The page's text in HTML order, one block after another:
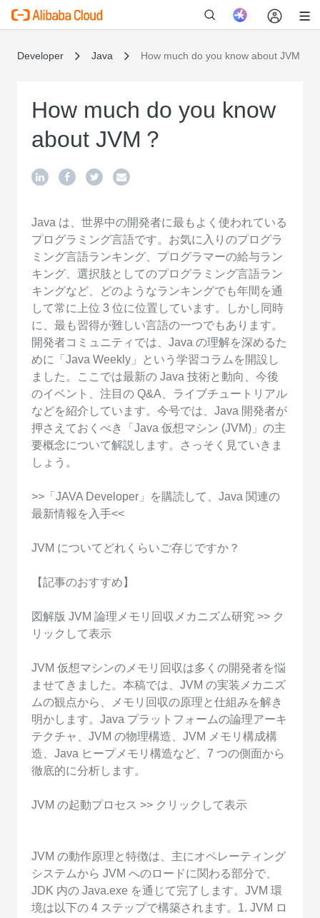
Developer Java How much do you know about JVM
How much do you know
about JVM？
Java は、世界中の開発者に最もよく使われている
プログラミング言語です。お気に入りのプログラ
ミング言語ランキング、プログラマーの給与ラン
キング、選択肢としてのプログラミング言語ラン
キングなど、どのようなランキングでも年間を通
して常に上位 3 位に位置しています。しかし同時
に、最も習得が難しい言語の一つでもあります。
開発者コミュニティでは、Java の理解を深めるた
めに「Java Weekly」という学習コラムを開設し
ました。ここでは最新の Java 技術と動向、今後
のイベント、注目の Q&A、ライブチュートリアル
などを紹介しています。今号では、Java 開発者が
押さえておくべき「Java 仮想マシン (JVM)」の主
要概念について解説します。さっそく見ていきま
しょう。
>>「JAVA Developer」を購読して、Java 関連の
最新情報を入手<<
JVM についてどれくらいご存じですか？
【記事のおすすめ】
図解版 JVM 論理メモリ回収メカニズム研究 >> ク
リックして表示
JVM 仮想マシンのメモリ回収は多くの開発者を悩
ませてきました。本稿では、JVM の実装メカニズ
ムの観点から、メモリ回収の原理と仕組みを解き
明かします。Java プラットフォームの論理アーキ
テクチャ、JVM の物理構造、JVM メモリ構成構
造、Java ヒープメモリ構造など、7 つの側面から
徹底的に分析します。
JVM の起動プロセス >> クリックして表示
JVM の動作原理と特徴は、主にオペレーティング
システムから JVM へのロードに関わる部分で、
JDK 内の Java.exe を通じて完了します。JVM 環
境は以下の 4 ステップで構築されます。1. JVM ロ